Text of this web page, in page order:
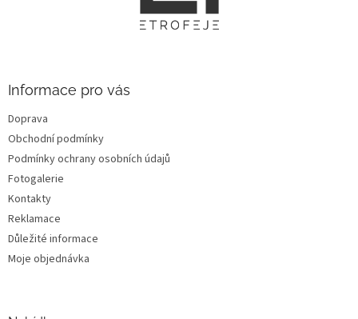
Informace pro vás
Doprava
Obchodní podmínky
Podmínky ochrany osobních údajů
Fotogalerie
Kontakty
Reklamace
Důležité informace
Moje objednávka